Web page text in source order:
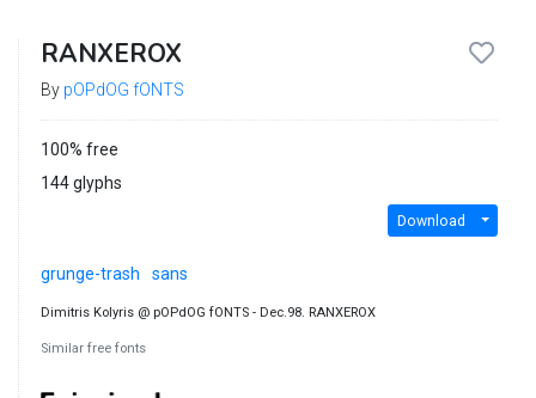
RANXEROX
By pOPdOG fONTS
100% free
144 glyphs
Download
grunge-trash sans
Dimitris Kolyris @ pOPdOG fONTS - Dec.98. RANXEROX
Similar free fonts